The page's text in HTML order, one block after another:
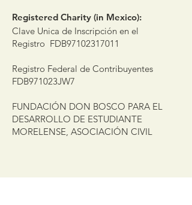
Registered Charity (in Mexico):
Clave Unica de Inscripción en el
Registro FDB97102317011
Registro Federal de Contribuyentes
FDB971023JW7
FUNDACIÓN DON BOSCO PARA EL
DESARROLLO DE ESTUDIANTE
MORELENSE, ASOCIACIÓN CIVIL